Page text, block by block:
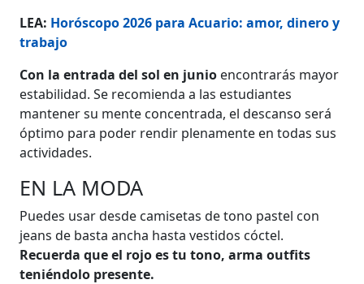
LEA: Horóscopo 2026 para Acuario: amor, dinero y
trabajo
Con la entrada del sol en junio encontrarás mayor
estabilidad. Se recomienda a las estudiantes
mantener su mente concentrada, el descanso será
óptimo para poder rendir plenamente en todas sus
actividades.
EN LA MODA
Puedes usar desde camisetas de tono pastel con
jeans de basta ancha hasta vestidos cóctel.
Recuerda que el rojo es tu tono, arma outfits
teniéndolo presente.